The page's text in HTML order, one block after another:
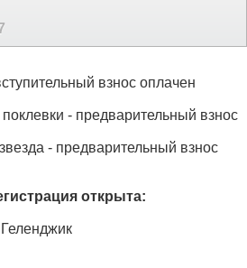
взнос оплачен
- предварительный взнос
- предварительный взнос
открыта: